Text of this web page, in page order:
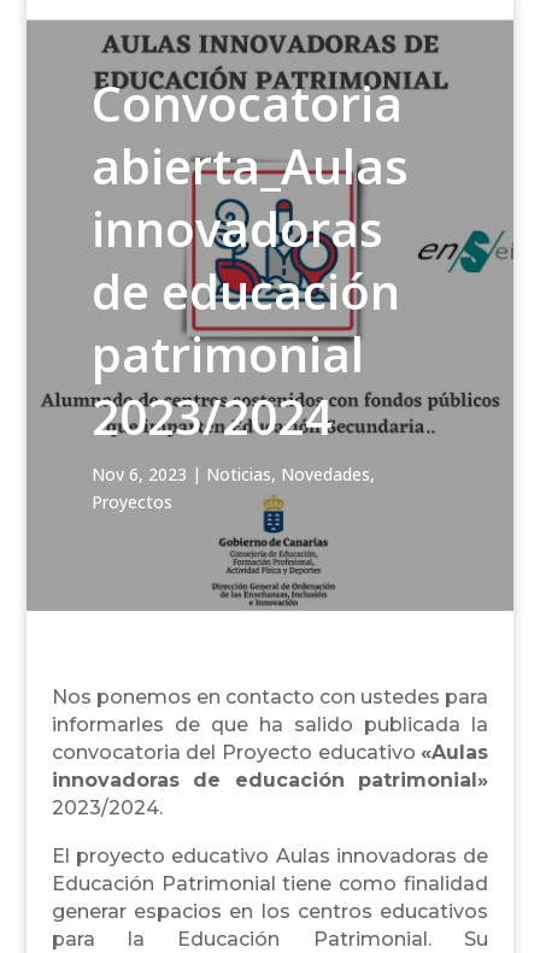
Convocatoria
abierta_Aulas
innovadoras
de educación
patrimonial
2023/2024
Nov 6, 2023 | Noticias, Novedades,
Proyectos
Nos ponemos en contacto con ustedes para
informarles de que ha salido publicada la
convocatoria del Proyecto educativo «Aulas
innovadoras de educación patrimonial»
2023/2024.
El proyecto educativo Aulas innovadoras de
Educación Patrimonial tiene como finalidad
generar espacios en los centros educativos
para la Educación Patrimonial. Su